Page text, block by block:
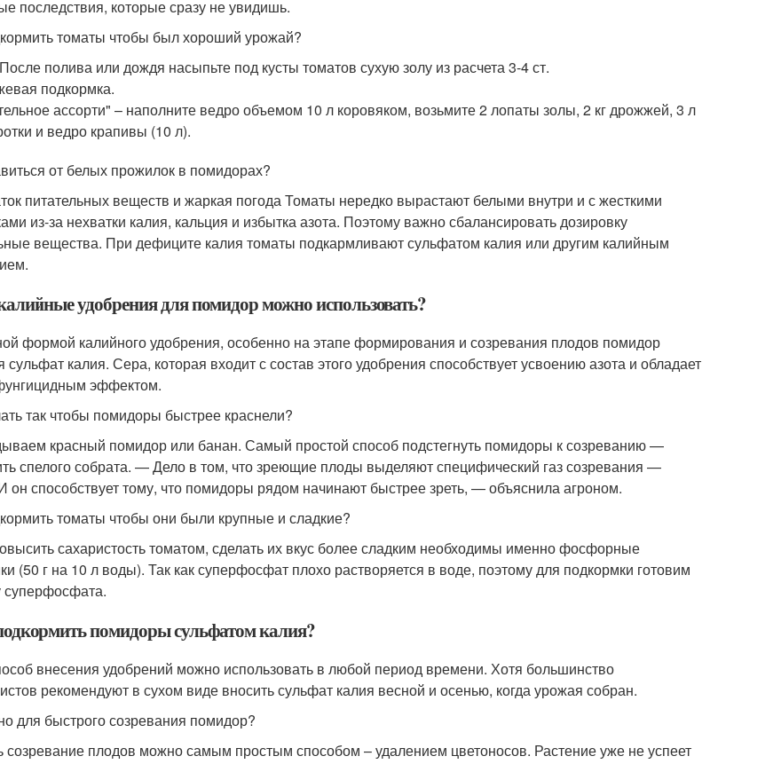
последствия, которые сразу не увидишь.
томаты чтобы был хороший урожай?
полива или дождя насыпьте под кусты томатов сухую золу из расчета 3-4 ст.
подкормка.
ассорти" – наполните ведро объемом 10 л коровяком, возьмите 2 лопаты золы, 2 кг дрожжей, 3 л
и ведро крапивы (10 л).
от белых прожилок в помидорах?
питательных веществ и жаркая погода Томаты нередко вырастают белыми внутри и с жесткими
из-за нехватки калия, кальция и избытка азота. Поэтому важно сбалансировать дозировку
вещества. При дефиците калия томаты подкармливают сульфатом калия или другим калийным
удобрения для помидор можно использовать?
формой калийного удобрения, особенно на этапе формирования и созревания плодов помидор
сульфат калия. Сера, которая входит с состав этого удобрения способствует усвоению азота и обладает
эффектом.
так чтобы помидоры быстрее краснели?
красный помидор или банан. Самый простой способ подстегнуть помидоры к созреванию —
спелого собрата. — Дело в том, что зреющие плоды выделяют специфический газ созревания —
он способствует тому, что помидоры рядом начинают быстрее зреть, — объяснила агроном.
томаты чтобы они были крупные и сладкие?
сахаристость томатом, сделать их вкус более сладким необходимы именно фосфорные
(50 г на 10 л воды). Так как суперфосфат плохо растворяется в воде, поэтому для подкормки готовим
суперфосфата.
помидоры сульфатом калия?
внесения удобрений можно использовать в любой период времени. Хотя большинство
рекомендуют в сухом виде вносить сульфат калия весной и осенью, когда урожая собран.
для быстрого созревания помидор?
созревание плодов можно самым простым способом – удалением цветоносов. Растение уже не успеет